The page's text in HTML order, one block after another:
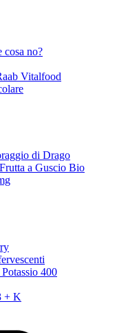
cosa no?
Vitalfood
di Drago
a Guscio Bio
400
+ K